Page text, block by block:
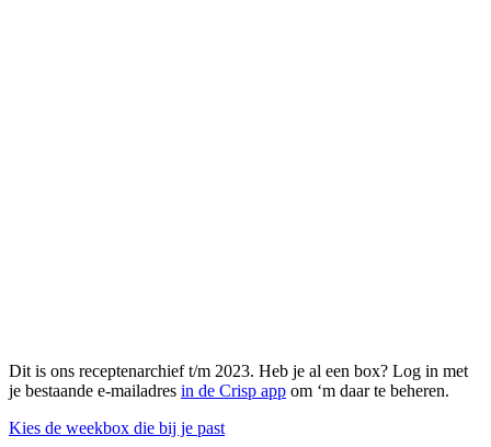
Dit is ons receptenarchief t/m 2023. Heb je al een box? Log in met
je bestaande e-mailadres in de Crisp app om ‘m daar te beheren.
Kies de weekbox die bij je past